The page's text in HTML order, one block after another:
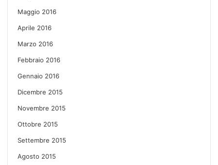
Maggio 2016
Aprile 2016
Marzo 2016
Febbraio 2016
Gennaio 2016
Dicembre 2015
Novembre 2015
Ottobre 2015
Settembre 2015
Agosto 2015